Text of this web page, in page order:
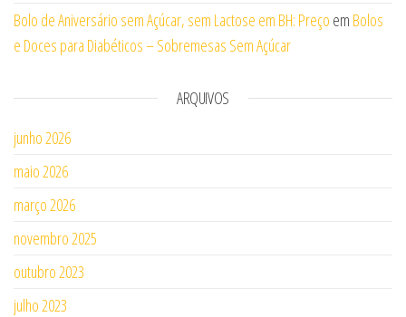
Bolo de Aniversário sem Açúcar, sem Lactose em BH: Preço em Bolos
e Doces para Diabéticos – Sobremesas Sem Açúcar
ARQUIVOS
junho 2026
maio 2026
março 2026
novembro 2025
outubro 2023
julho 2023